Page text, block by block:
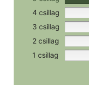
4 csillag
3 csillag
2 csillag
1 csillag